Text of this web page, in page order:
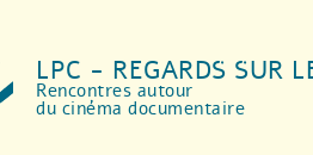
LPC - REGARDS SUR
Rencontres autour
du cinéma documentaire